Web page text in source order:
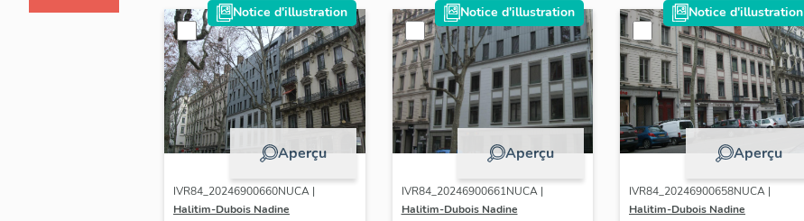
Notice d'illustration
Aperçu
IVR84_20246900660NUCA |
Halitim-Dubois Nadine
Notice d'illustration
Aperçu
IVR84_20246900661NUCA |
Halitim-Dubois Nadine
Notice d'illustration
Aperçu
IVR84_20246900658NUCA |
Halitim-Dubois Nadine